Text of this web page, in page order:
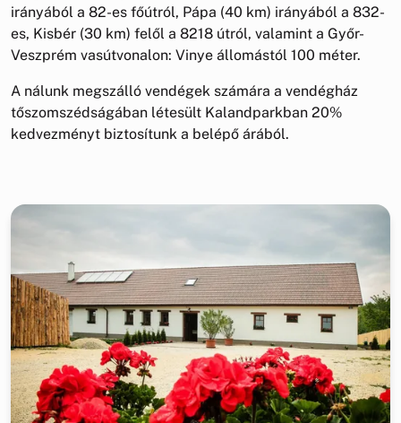
irányából a 82-es főútról, Pápa (40 km) irányából a 832-
es, Kisbér (30 km) felől a 8218 útról, valamint a Győr-
Veszprém vasútvonalon: Vinye állomástól 100 méter.
A nálunk megszálló vendégek számára a vendégház
tőszomszédságában létesült Kalandparkban 20%
kedvezményt biztosítunk a belépő árából.